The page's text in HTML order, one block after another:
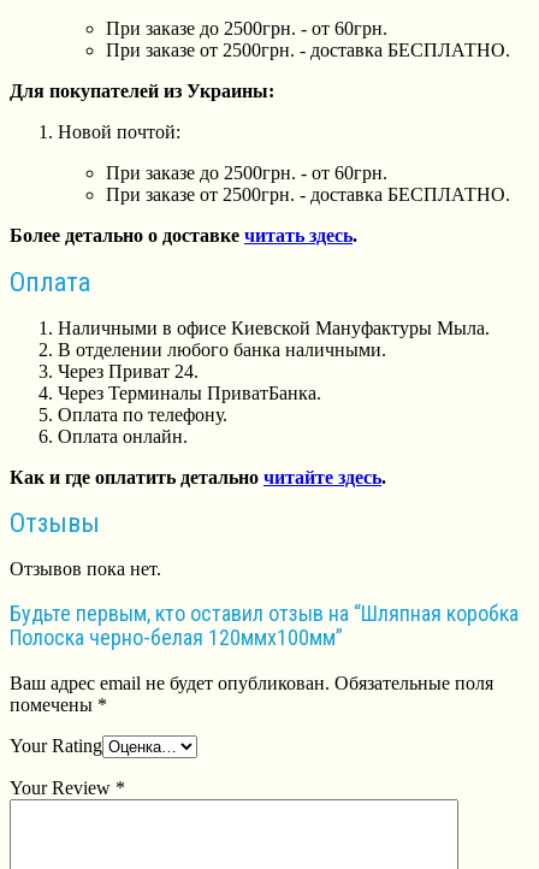
При заказе до 2500грн. - от 60грн.
При заказе от 2500грн. - доставка БЕСПЛАТНО.
Для покупателей из Украины:
Новой почтой:
При заказе до 2500грн. - от 60грн.
При заказе от 2500грн. - доставка БЕСПЛАТНО.
Более детально о доставке читать здесь.
Оплата
Наличными в офисе Киевской Мануфактуры Мыла.
В отделении любого банка наличными.
Через Приват 24.
Через Терминалы ПриватБанка.
Оплата по телефону.
Оплата онлайн.
Как и где оплатить детально читайте здесь.
Отзывы
Отзывов пока нет.
Будьте первым, кто оставил отзыв на “Шляпная коробка
Полоска черно-белая 120ммх100мм”
Ваш адрес email не будет опубликован. Обязательные поля
помечены *
Your Rating
Your Review *